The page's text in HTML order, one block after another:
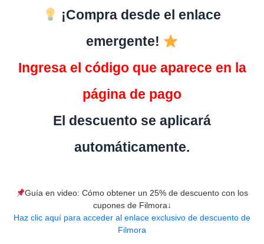
¡Compra desde el enlace
emergente!
Ingresa el código que aparece en la
página de pago
El descuento se aplicará
automáticamente.
Guía en video: Cómo obtener un 25% de descuento con los
cupones de Filmora↓
Haz clic aquí para acceder al enlace exclusivo de descuento de
Filmora